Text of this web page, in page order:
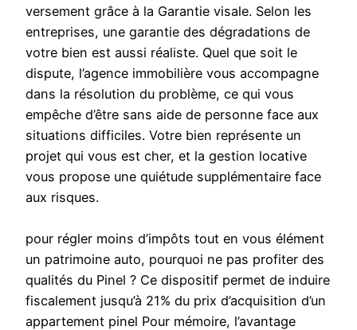
versement grâce à la Garantie visale. Selon les
entreprises, une garantie des dégradations de
votre bien est aussi réaliste. Quel que soit le
dispute, l’agence immobilière vous accompagne
dans la résolution du problème, ce qui vous
empêche d’être sans aide de personne face aux
situations difficiles. Votre bien représente un
projet qui vous est cher, et la gestion locative
vous propose une quiétude supplémentaire face
aux risques.
pour régler moins d’impôts tout en vous élément
un patrimoine auto, pourquoi ne pas profiter des
qualités du Pinel ? Ce dispositif permet de induire
fiscalement jusqu’à 21% du prix d’acquisition d’un
appartement pinel Pour mémoire, l’avantage